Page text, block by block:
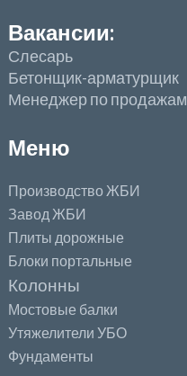
Вакансии:
Слесарь
Бетонщик-арматурщик
Менеджер по продажам
Меню
Производство ЖБИ
Завод ЖБИ
Плиты дорожные
Блоки портальные
Колонны
Мостовые балки
Утяжелители УБО
Фундаменты